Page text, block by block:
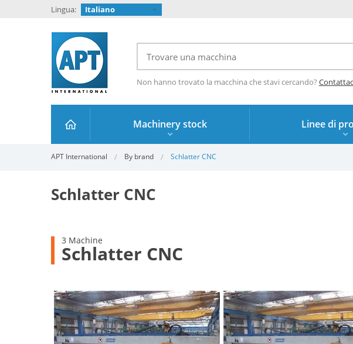
Lingua: Italiano
Non hanno trovato la macchina che stavi cercando?
Machinery stock Linee di
APT International By brand Schlatter CNC
Schlatter CNC
3 Machine
Schlatter CNC